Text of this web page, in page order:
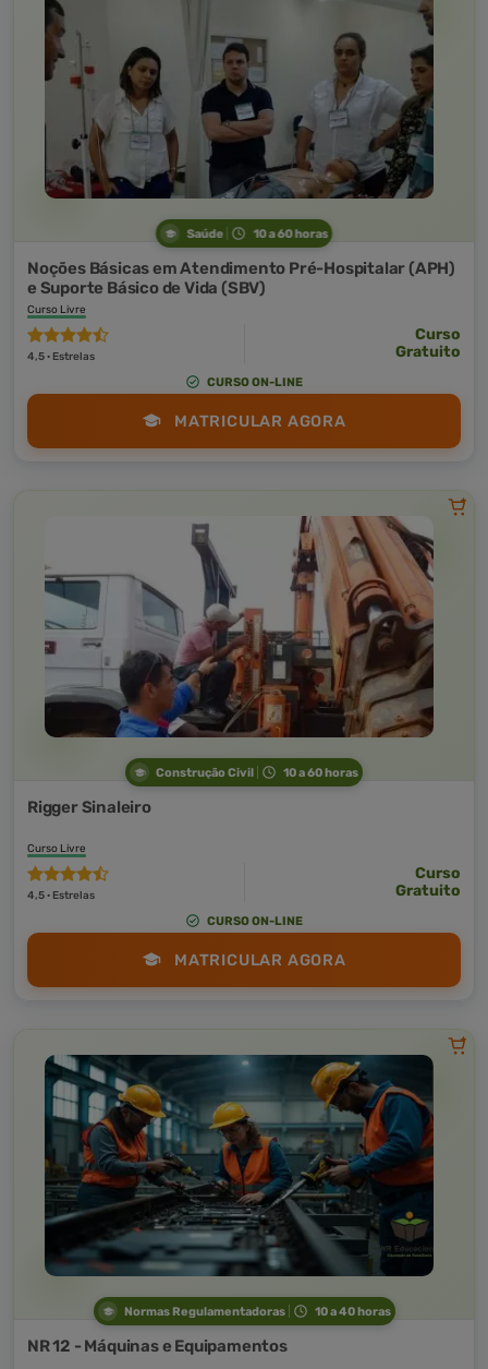
Saúde 10 a 60 horas
Noções Básicas em Atendimento Pré-Hospitalar (APH)
e Suporte Básico de Vida (SBV)
Curso Livre
4,5 · Estrelas
Curso
Gratuito
CURSO ON-LINE
MATRICULAR AGORA
Construção Civil 10 a 60 horas
Rigger Sinaleiro
Curso Livre
4,5 · Estrelas
Curso
Gratuito
CURSO ON-LINE
MATRICULAR AGORA
Normas Regulamentadoras 10 a 40 horas
NR 12 - Máquinas e Equipamentos